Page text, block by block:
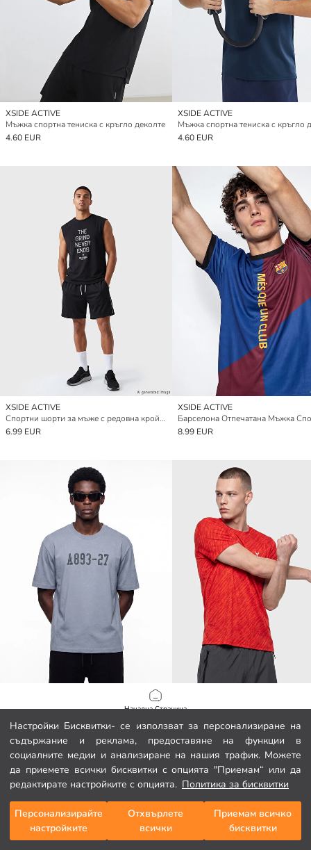
Настройки Бисквитки- се използват за персонализиране на
съдържание и реклама, предоставяне на функции в
социалните медии и анализиране на нашия трафик. Можете
да приемете всички бисквитки с опцията "Приемам“ или да
редактирате настройките с опцията. Политика за бисквитки
Персонализирайте
настройките
Отхвърлете
всички
Приемам всичко
бисквитки
Начална Страница
Категории
Моята количка
XSIDE ACTIVE
Мъжка спортна тениска с кръгло деколте
4.60 EUR
XSIDE ACTIVE
Мъжка спортна тениска с кръгло
4.60 EUR
XSIDE ACTIVE
Спортни шорти за мъже с редовна кройка
6.99 EUR
XSIDE ACTIVE
8.99 EUR
Мъжка спортна тениска с кръгло деколте с принт
9.99 EUR
12.99 EUR